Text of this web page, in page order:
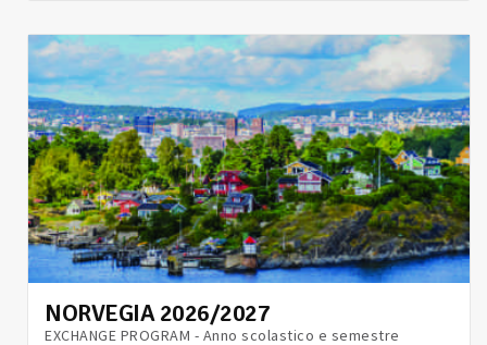
NORVEGIA 2026/2027
EXCHANGE PROGRAM - Anno scolastico e semestre